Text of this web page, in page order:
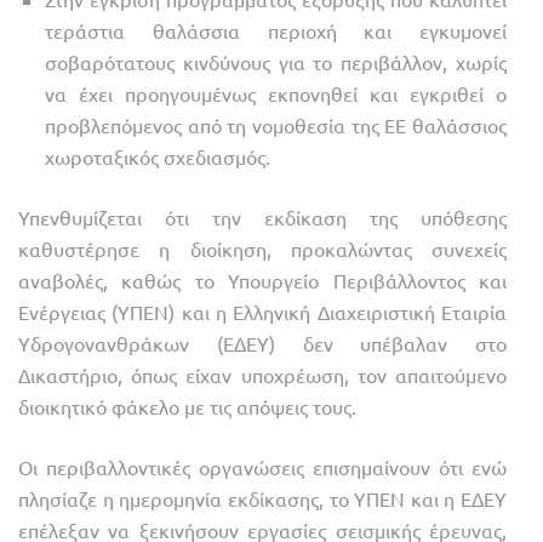
τεράστια θαλάσσια περιοχή και εγκυμονεί
σοβαρότατους κινδύνους για το περιβάλλον, χωρίς
να έχει προηγουμένως εκπονηθεί και εγκριθεί ο
προβλεπόμενος από τη νομοθεσία της ΕΕ θαλάσσιος
χωροταξικός σχεδιασμός.
Υπενθυμίζεται ότι την εκδίκαση της υπόθεσης
καθυστέρησε η διοίκηση, προκαλώντας συνεχείς
αναβολές, καθώς το Υπουργείο Περιβάλλοντος και
Ενέργειας (ΥΠΕΝ) και η Ελληνική Διαχειριστική Εταιρία
Υδρογονανθράκων (ΕΔΕΥ) δεν υπέβαλαν στο
Δικαστήριο, όπως είχαν υποχρέωση, τον απαιτούμενο
διοικητικό φάκελο με τις απόψεις τους.
Οι περιβαλλοντικές οργανώσεις επισημαίνουν ότι ενώ
πλησίαζε η ημερομηνία εκδίκασης, το ΥΠΕΝ και η ΕΔΕΥ
επέλεξαν να ξεκινήσουν εργασίες σεισμικής έρευνας,